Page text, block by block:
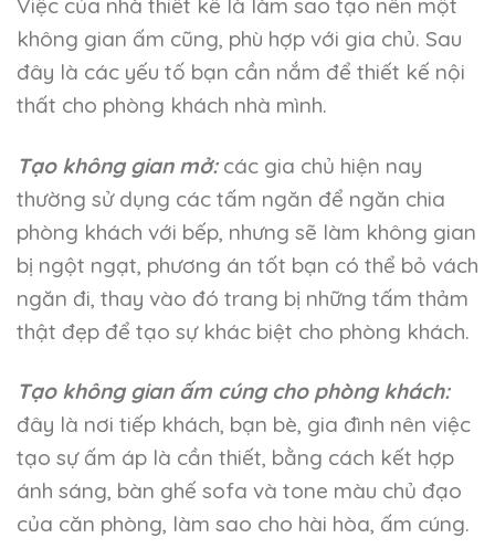
Việc của nhà thiết kế là làm sao tạo nên một
không gian ấm cũng, phù hợp với gia chủ. Sau
đây là các yếu tố bạn cần nắm để thiết kế nội
thất cho phòng khách nhà mình.
Tạo không gian mở:các gia chủ hiện nay
thường sử dụng các tấm ngăn để ngăn chia
phòng khách với bếp, nhưng sẽ làm không gian
bị ngột ngạt, phương án tốt bạn có thể bỏ vách
ngăn đi, thay vào đó trang bị những tấm thảm
thật đẹp để tạo sự khác biệt cho phòng khách.
Tạo không gian ấm cúng cho phòng khách:
đây là nơi tiếp khách, bạn bè, gia đình nên việc
tạo sự ấm áp là cần thiết, bằng cách kết hợp
ánh sáng, bàn ghế sofa và tone màu chủ đạo
của căn phòng, làm sao cho hài hòa, ấm cúng.